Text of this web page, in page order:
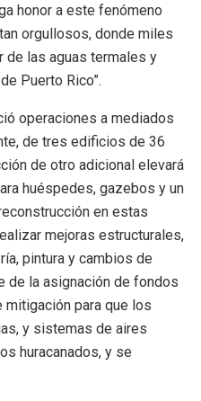
honor a este fenómeno
orgullosos, donde miles
de las aguas termales y
Puerto Rico”.
operaciones a mediados
de tres edificios de 36
de otro adicional elevará
huéspedes, gazebos y un
en estas
mejoras estructurales,
pintura y cambios de
de la asignación de fondos
para que los
y sistemas de aires
huracanados, y se